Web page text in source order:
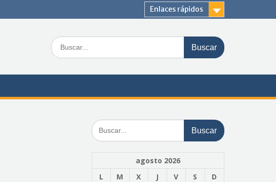
Enlaces rápidos
Buscar:
Buscar:
agosto 2026
L
M X J V S
D